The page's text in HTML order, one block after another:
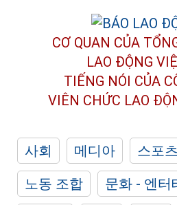
CƠ QUAN CỦA
LAO ĐỘNG
TIẾNG NÓI CỦA
VIÊN CHỨC LAO
사회 메디아 스포츠
노동 조합
문화 - 엔터